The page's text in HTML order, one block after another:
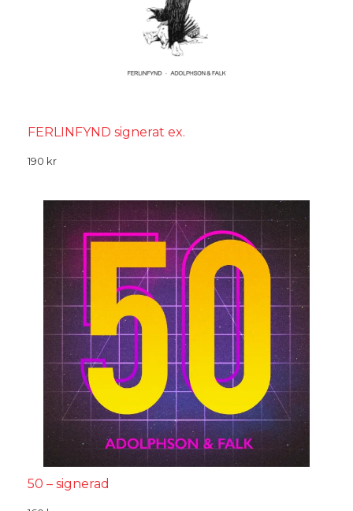
FERLINFYND signerat ex.
190 kr
50 – signerad